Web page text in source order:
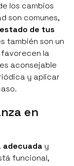
los cambios
son comunes,
de tus
también son un
la
aconsejable
y aplicar
en
adecuada y
funcional,